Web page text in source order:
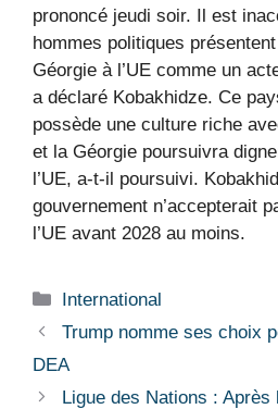
prononcé jeudi soir. Il est
hommes politiques
Géorgie à l’UE comme un
a déclaré Kobakhidze. Ce
possède une culture riche
et la Géorgie poursuivra
l’UE, a-t-il poursuivi.
gouvernement n’accepterait
l’UE avant 2028 au moins.
Catégories
International
Trump nomme ses choix
DEA
Ligue des Nations :